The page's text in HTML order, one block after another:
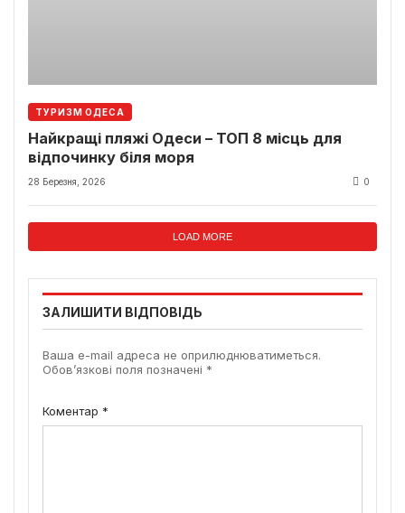
ТУРИЗМ ОДЕСА
Найкращі пляжі Одеси – ТОП 8 місць для
відпочинку біля моря
28 Березня, 2026 0
LOAD MORE
ЗАЛИШИТИ ВІДПОВІДЬ
Ваша e-mail адреса не оприлюднюватиметься.
Обов’язкові поля позначені *
Коментар *